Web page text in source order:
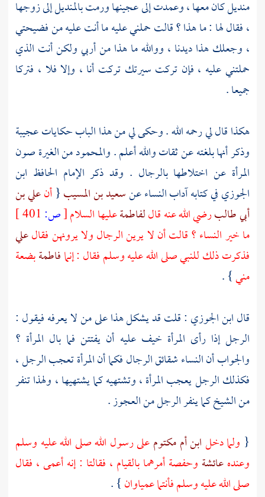
منديل كان معها ، وعمدت إلى عجينها ورمت بالمنديل إلى زوجها
، فقال لها : ما هذا ؟ قالت حملني عليه ما أنت عليه من فضيحتي
، وجعلك هذا ديدنا ، ووالله ما هذا من أربي ولكن أنت الذي
حملتني عليه ، فإن تركت سيرتك تركت أنا ، وإلا فلا ، فتركا
جميعا .
هكذا قال لي رحمه الله . وحكى لي من هذا الباب حكايات عجيبة
وذكر أنها بلغته عن ثقات والله أعلم . والمحمود من الغيرة صون
المرأة عن اختلاطها بالرجال . وقد ذكر الإمام الحافظ ابن
الجوزيفي كتابه آداب النساء عنسعيد بن المسيب{أنعلي بن
أبي طالبرضي الله عنه قاللفاطمةعليها السلام[ص:
ما خير النساء ؟ قالت أن لا يرين الرجال ولا يرونهن فقالعلي
فذكرت ذلك للنبي صلى الله عليه وسلم فقال : إنمافاطمةبضعة
مني} .
قالابن الجوزي : قلت قد يشكل هذا على من لا يعرفه فيقول :
الرجل إذا رأى المرأة خيف عليه أن يفتتن فما بال المرأة ؟
والجواب أن النساء شقائق الرجال فكما أن المرأة تعجب الرجل ،
فكذلك الرجل يعجب المرأة ، وتشتهيه كما يشتهيها ، ولهذا تنفر
من الشيخ كما ينفر الرجل من العجوز .
{ ولما دخلابن أم مكتومعلى رسول الله صلى الله عليه وسلم
وعندهعائشة وحفصةأمرهما بالقيام ، فقالتا : إنه أعمى ، فقال
صلى الله عليه وسلم فأنتما عمياوان} .